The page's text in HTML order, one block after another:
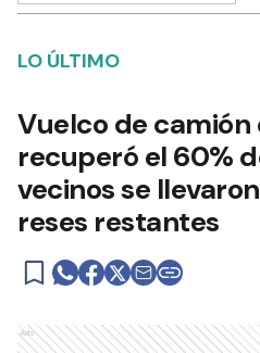
LO ÚLTIMO
Vuelco de camión
recuperó el 60%
vecinos se
reses restantes
Ads